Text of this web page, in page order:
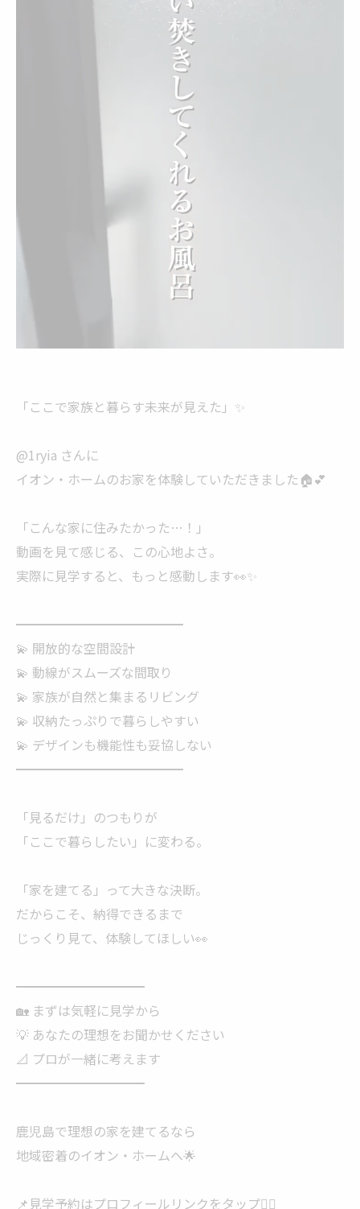
「ここで家族と暮らす未来が見えた」✨
@1ryia さんに
イオン・ホームのお家を体験していただきました🏠💕
「こんな家に住みたかった…！」
動画を見て感じる、この心地よさ。
実際に見学すると、もっと感動します👀✨
━━━━━━━━━━━━━
💫 開放的な空間設計
💫 動線がスムーズな間取り
💫 家族が自然と集まるリビング
💫 収納たっぷりで暮らしやすい
💫 デザインも機能性も妥協しない
━━━━━━━━━━━━━
「見るだけ」のつもりが
「ここで暮らしたい」に変わる。
「家を建てる」って大きな決断。
だからこそ、納得できるまで
じっくり見て、体験してほしい👀
━━━━━━━━━━
🏡 まずは気軽に見学から
💡 あなたの理想をお聞かせください
📐 プロが一緒に考えます
━━━━━━━━━━
鹿児島で理想の家を建てるなら
地域密着のイオン・ホームへ🌟
📌見学予約はプロフィールリンクをタップ💁‍♀️